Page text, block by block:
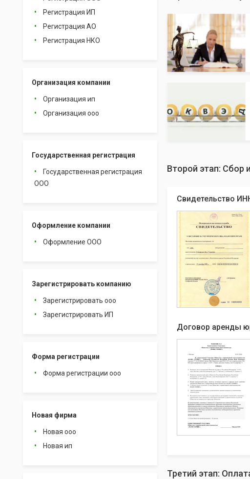
Регистрация ИП
Регистрация АО
Регистрация НКО
Организация компании
Организация ип
Организация ооо
Государственная регистрация
Государственная регистрация
ООО
Оформление компании
Оформление ООО
Зарегистрировать компанию
Зарегистрировать ооо
Зарегистрировать ИП
Форма регистрации
Форма регистрации ооо
Новая фирма
Новая ооо
Новая ип
Второй этап: Сбор
Свидетельство
Договор аренды
Третий этап: